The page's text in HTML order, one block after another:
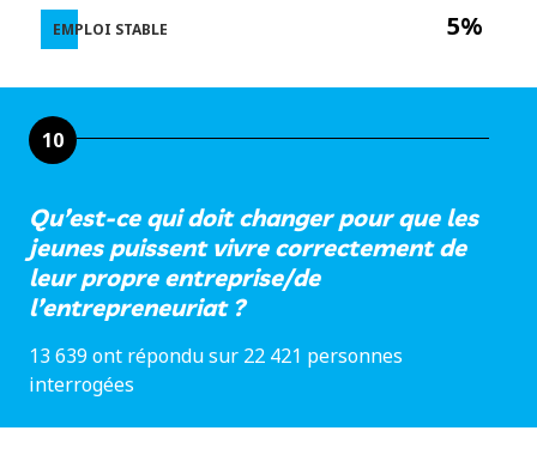
5%
EMPLOI STABLE
10
Qu’est-ce qui doit changer pour que les
jeunes puissent vivre correctement de
leur propre entreprise/de
l’entrepreneuriat ?
13 639 ont répondu sur 22 421 personnes
interrogées